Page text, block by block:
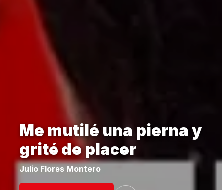
Me mutilé una pierna y
grité de placer
Julio Flores Montero